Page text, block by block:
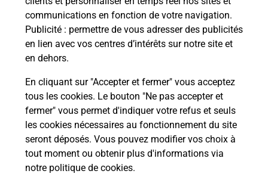
communications en fonction de votre navigation.
Publicité : permettre de vous adresser des publicités
en lien avec vos centres d’intérêts sur notre site et
en dehors.
En cliquant sur "Accepter et fermer" vous acceptez
tous les cookies. Le bouton "Ne pas accepter et
fermer" vous permet d'indiquer votre refus et seuls
les cookies nécessaires au fonctionnement du site
seront déposés. Vous pouvez modifier vos choix à
tout moment ou obtenir plus d'informations via
notre politique de cookies.
Puis-je passer mon code de la route
avec La Poste et sous quelles
conditions ?
Localiser Liste Aube BAYEL